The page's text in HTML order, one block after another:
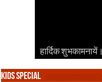
हार्दिक शुभकामनायें।
हार्दिक शुभकामनायें।
हार्दिक शुभकामनायें।
हार्दिक शुभकामनायें।
हार्दिक शुभकामनायें।
Kids Special